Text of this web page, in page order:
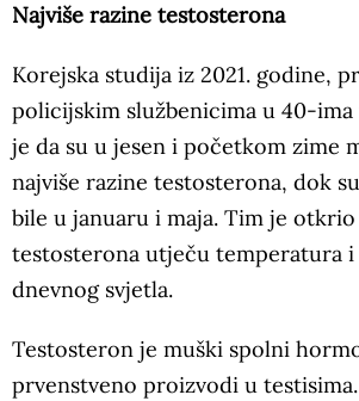
Najviše razine testosterona
Korejska studija iz 2021. godine,
policijskim službenicima u 40-
je da su u jesen i početkom zime
najviše razine testosterona, dok
bile u januaru i maja. Tim je
testosterona utječu temperatura
dnevnog svjetla.
Testosteron je muški spolni
prvenstveno proizvodi u